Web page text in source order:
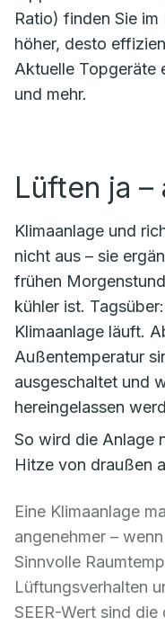
Ratio) finden Sie
höher, desto
Aktuelle Topgeräte
und mehr.
Lüften ja
Klimaanlage und
nicht aus – sie
frühen
kühler ist.
Klimaanlage läuft.
Außentemperatur
ausgeschaltet und
hereingelassen
So wird die Anlage
Hitze von draußen
Eine Klimaanlage
angenehmer –
Sinnvolle
Lüftungsverhalten
SEER-Wert sind